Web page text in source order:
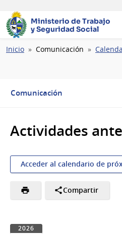
Ministerio de Trabajo
y Seguridad Social
Ruta
Inicio Comunicación
Comunicación
Actividades
Acceder al calendario de
Compartir
2026